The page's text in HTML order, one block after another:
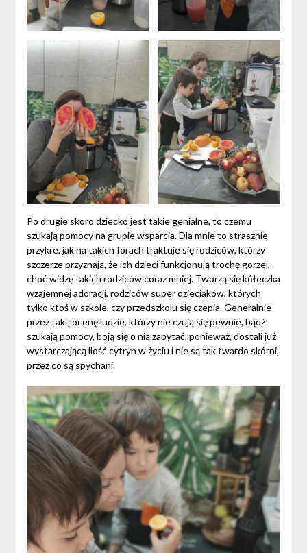
Po drugie skoro dziecko jest takie genialne, to czemu
szukają pomocy na grupie wsparcia. Dla mnie to strasznie
przykre, jak na takich forach traktuje się rodziców, którzy
szczerze przyznają, że ich dzieci funkcjonują trochę gorzej,
choć widzę takich rodziców coraz mniej. Tworzą się kółeczka
wzajemnej adoracji, rodziców super dzieciaków, których
tylko ktoś w szkole, czy przedszkolu się czepia. Generalnie
przez taką ocenę ludzie, którzy nie czują się pewnie, bądź
szukają pomocy, boją się o nią zapytać, ponieważ, dostali już
wystarczającą ilość cytryn w życiu i nie są tak twardo skórni,
przez co są spychani.